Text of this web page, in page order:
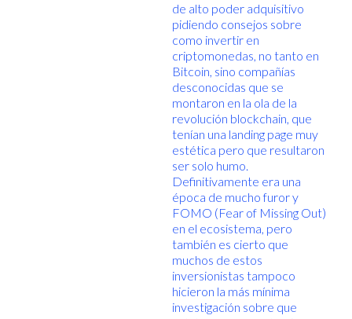
de alto poder adquisitivo
pidiendo consejos sobre
como invertir en
criptomonedas, no tanto en
Bitcoin, sino compañías
desconocidas que se
montaron en la ola de la
revolución blockchain, que
tenían una landing page muy
estética pero que resultaron
ser solo humo.
Definitivamente era una
época de mucho furor y
FOMO (Fear of Missing Out)
en el ecosistema, pero
también es cierto que
muchos de estos
inversionistas tampoco
hicieron la más mínima
investigación sobre que